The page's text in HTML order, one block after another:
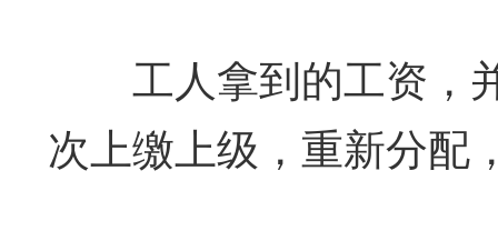
工人拿到的工资，
次上缴上级，重新分配